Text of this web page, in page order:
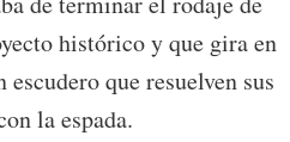
histórico y que gira en
que resuelven sus
la espada.